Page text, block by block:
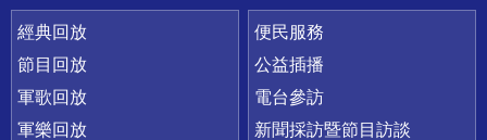
經典回放
節目回放
軍歌回放
軍樂回放
便民服務
公益插播
電台參訪
新聞採訪暨節目訪談